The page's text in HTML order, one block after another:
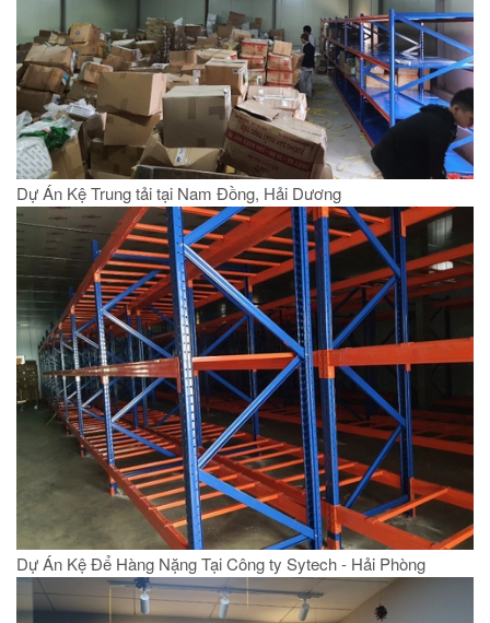
Dự Án Kệ Trung tải tại Nam Đồng, Hải Dương
Dự Án Kệ Để Hàng Nặng Tại Công ty Sytech - Hải Phòng